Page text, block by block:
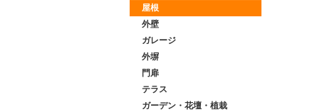
屋根
外壁
ガレージ
外塀
門扉
テラス
ガーデン・花壇・植栽